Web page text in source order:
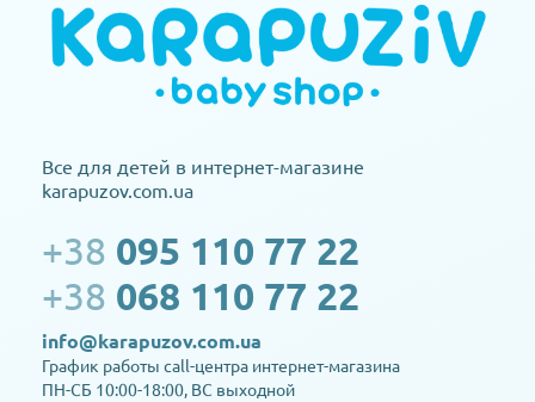
Все для детей в интернет-магазине
karapuzov.com.ua
+38 095 110 77 22
+38 068 110 77 22
info@karapuzov.com.ua
График работы call-центра интернет-магазина
ПН-СБ 10:00-18:00, ВС выходной